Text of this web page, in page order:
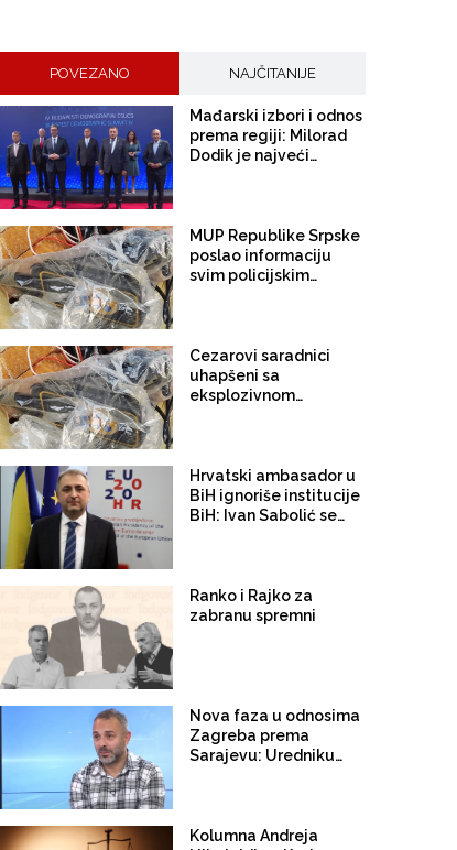
POVEZANO NAJČITANIJE
Mađarski izbori i odnos
prema regiji: Milorad
Dodik je najveći
MUP Republike Srpske
poslao informaciju
svim policijskim
zaplijenjena u Milićima
bila namijenjena za
ubistvo novinara Avde
Cezarovi saradnici
uhapšeni sa
eksplozivnom
Hrvatski ambasador u
BiH ignoriše institucije
BiH: Ivan Sabolić se
Konakovićevo pismo
ne odgovara!
Ranko i Rajko za
zabranu spremni
Nova faza u odnosima
Zagreba prema
Sarajevu: Uredniku
Kolumna Andreja